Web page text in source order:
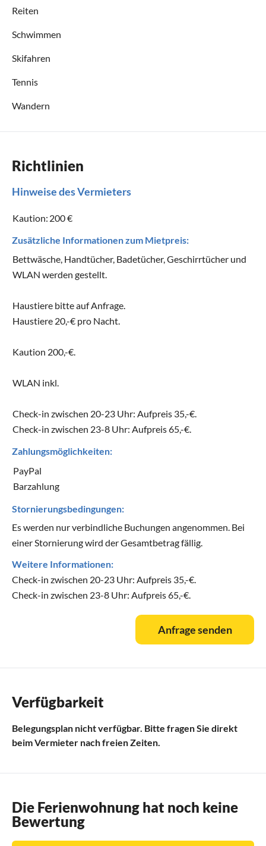
Reiten
Schwimmen
Skifahren
Tennis
Wandern
Richtlinien
Hinweise des Vermieters
Kaution: 200 €
Zusätzliche Informationen zum Mietpreis:
Bettwäsche, Handtücher, Badetücher, Geschirrtücher und
WLAN werden gestellt.
Haustiere bitte auf Anfrage.
Haustiere 20,-€ pro Nacht.
Kaution 200,-€.
WLAN inkl.
Check-in zwischen 20-23 Uhr: Aufpreis 35,-€.
Check-in zwischen 23-8 Uhr: Aufpreis 65,-€.
Zahlungsmöglichkeiten:
PayPal
Barzahlung
Stornierungsbedingungen:
Es werden nur verbindliche Buchungen angenommen. Bei
einer Stornierung wird der Gesamtbetrag fällig.
Weitere Informationen:
Check-in zwischen 20-23 Uhr: Aufpreis 35,-€.
Check-in zwischen 23-8 Uhr: Aufpreis 65,-€.
Anfrage senden
Verfügbarkeit
Belegungsplan nicht verfügbar. Bitte fragen Sie direkt
beim Vermieter nach freien Zeiten.
Die Ferienwohnung hat noch keine
Bewertung